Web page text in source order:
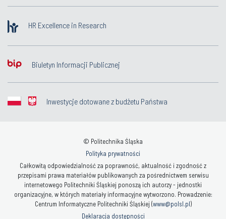
HR Excellence in Research
Biuletyn Informacji Publicznej
Inwestycje dotowane z budżetu Państwa
© Politechnika Śląska
Polityka prywatności
Całkowitą odpowiedzialność za poprawność, aktualność i zgodność z
przepisami prawa materiałów publikowanych za pośrednictwem serwisu
internetowego Politechniki Śląskiej ponoszą ich autorzy - jednostki
organizacyjne, w których materiały informacyjne wytworzono. Prowadzenie:
Centrum Informatyczne Politechniki Śląskiej (www@polsl.pl)
Deklaracja dostępności